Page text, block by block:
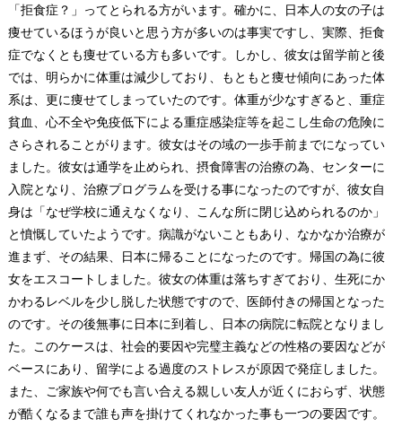
「拒食症？」ってとられる方がいます。確かに、日本人の女の子は
痩せているほうが良いと思う方が多いのは事実ですし、実際、拒食
症でなくとも痩せている方も多いです。しかし、彼女は留学前と後
では、明らかに体重は減少しており、もともと痩せ傾向にあった体
系は、更に痩せてしまっていたのです。体重が少なすぎると、重症
貧血、心不全や免疫低下による重症感染症等を起こし生命の危険に
さらされることがります。彼女はその域の一歩手前までになってい
ました。彼女は通学を止められ、摂食障害の治療の為、センターに
入院となり、治療プログラムを受ける事になったのですが、彼女自
身は「なぜ学校に通えなくなり、こんな所に閉じ込められるのか」
と憤慨していたようです。病識がないこともあり、なかなか治療が
進まず、その結果、日本に帰ることになったのです。帰国の為に彼
女をエスコートしました。彼女の体重は落ちすぎており、生死にか
かわるレベルを少し脱した状態ですので、医師付きの帰国となった
のです。その後無事に日本に到着し、日本の病院に転院となりまし
た。このケースは、社会的要因や完璧主義などの性格の要因などが
ベースにあり、留学による過度のストレスが原因で発症しました。
また、ご家族や何でも言い合える親しい友人が近くにおらず、状態
が酷くなるまで誰も声を掛けてくれなかった事も一つの要因です。